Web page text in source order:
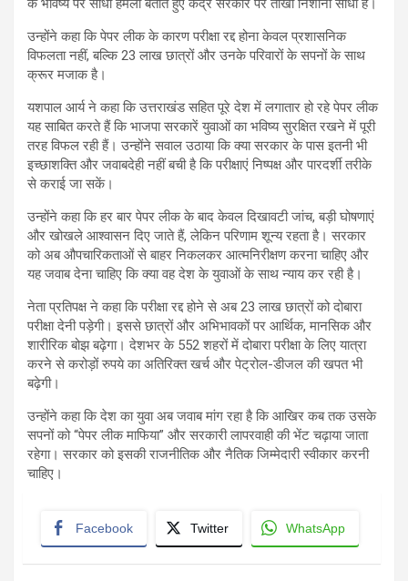
के भविष्य पर सीधा हमला बताते हुए केंद्र सरकार पर तीखा निशाना साधा है।
उन्होंने कहा कि पेपर लीक के कारण परीक्षा रद्द होना केवल प्रशासनिक
विफलता नहीं, बल्कि 23 लाख छात्रों और उनके परिवारों के सपनों के साथ
क्रूर मजाक है।
यशपाल आर्य ने कहा कि उत्तराखंड सहित पूरे देश में लगातार हो रहे पेपर लीक
यह साबित करते हैं कि भाजपा सरकारें युवाओं का भविष्य सुरक्षित रखने में पूरी
तरह विफल रही हैं। उन्होंने सवाल उठाया कि क्या सरकार के पास इतनी भी
इच्छाशक्ति और जवाबदेही नहीं बची है कि परीक्षाएं निष्पक्ष और पारदर्शी तरीके
से कराई जा सकें।
उन्होंने कहा कि हर बार पेपर लीक के बाद केवल दिखावटी जांच, बड़ी घोषणाएं
और खोखले आश्वासन दिए जाते हैं, लेकिन परिणाम शून्य रहता है। सरकार
को अब औपचारिकताओं से बाहर निकलकर आत्मनिरीक्षण करना चाहिए और
यह जवाब देना चाहिए कि क्या वह देश के युवाओं के साथ न्याय कर रही है।
नेता प्रतिपक्ष ने कहा कि परीक्षा रद्द होने से अब 23 लाख छात्रों को दोबारा
परीक्षा देनी पड़ेगी। इससे छात्रों और अभिभावकों पर आर्थिक, मानसिक और
शारीरिक बोझ बढ़ेगा। देशभर के 552 शहरों में दोबारा परीक्षा के लिए यात्रा
करने से करोड़ों रुपये का अतिरिक्त खर्च और पेट्रोल-डीजल की खपत भी
बढ़ेगी।
उन्होंने कहा कि देश का युवा अब जवाब मांग रहा है कि आखिर कब तक उसके
सपनों को “पेपर लीक माफिया” और सरकारी लापरवाही की भेंट चढ़ाया जाता
रहेगा। सरकार को इसकी राजनीतिक और नैतिक जिम्मेदारी स्वीकार करनी
चाहिए।
Facebook Twitter WhatsApp